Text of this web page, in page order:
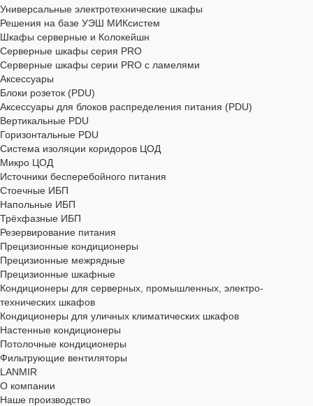
Универсальные электротехнические шкафы
Решения на базе УЭШ МИКсистем
Шкафы серверные и Колокейшн
Серверные шкафы серия PRO
Серверные шкафы серии PRO с ламелями
Аксессуары
Блоки розеток (PDU)
Аксессуары для блоков распределения питания (PDU)
Вертикальные PDU
Горизонтальные PDU
Система изоляции коридоров ЦОД
Микро ЦОД
Источники бесперебойного питания
Стоечные ИБП
Напольные ИБП
Трёхфазные ИБП
Резервирование питания
Прецизионные кондиционеры
Прецизионные межрядные
Прецизионные шкафные
Кондиционеры для серверных, промышленных, электро-
технических шкафов
Кондиционеры для уличных климатических шкафов
Настенные кондиционеры
Потолочные кондиционеры
Фильтрующие вентиляторы
LANMIR
О компании
Наше производство